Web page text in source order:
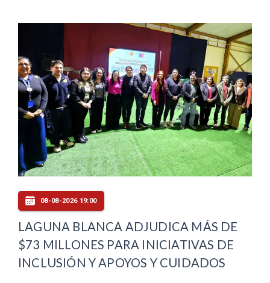
08-08-2026 19:00
LAGUNA BLANCA ADJUDICA MÁS DE
$73 MILLONES PARA INICIATIVAS DE
INCLUSIÓN Y APOYOS Y CUIDADOS